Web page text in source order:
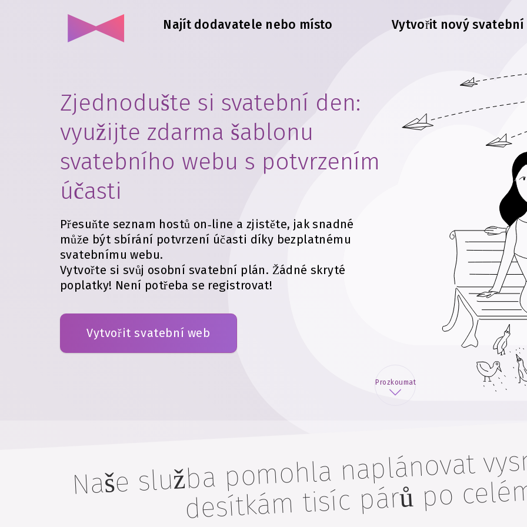
Najít dodavatele nebo místo Vytvořit nový
Zjednodušte si svatební den:
využijte zdarma šablonu
svatebního webu s potvrzením
účasti
Přesuňte seznam hostů on‑line a zjistěte, jak snadné
může být sbírání potvrzení účasti díky bezplatnému
svatebnímu webu.
Vytvořte si svůj osobní svatební plán. Žádné skryté
poplatky! Není potřeba se registrovat!
Vytvořit svatební web
Prozkoumat
Naše
mohla naplánovat
m tisíc párů
m